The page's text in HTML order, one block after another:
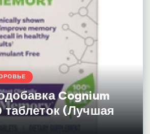
Cognium
таблеток (Лучшая